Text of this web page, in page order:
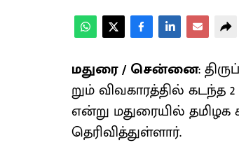
மதுரை / சென்னை:
றும் விவ​காரத்​தில்
என்று மதுரை​யில் தமிழக
தெரி​வித்​துள்​ளார்.